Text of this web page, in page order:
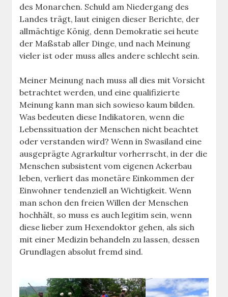
des Monarchen. Schuld am Niedergang des
Landes trägt, laut einigen dieser Berichte, der
allmächtige König, denn Demokratie sei heute
der Maßstab aller Dinge, und nach Meinung
vieler ist oder muss alles andere schlecht sein.
Meiner Meinung nach muss all dies mit Vorsicht
betrachtet werden, und eine qualifizierte
Meinung kann man sich sowieso kaum bilden.
Was bedeuten diese Indikatoren, wenn die
Lebenssituation der Menschen nicht beachtet
oder verstanden wird? Wenn in Swasiland eine
ausgeprägte Agrarkultur vorherrscht, in der die
Menschen subsistent vom eigenen Ackerbau
leben, verliert das monetäre Einkommen der
Einwohner tendenziell an Wichtigkeit. Wenn
man schon den freien Willen der Menschen
hochhält, so muss es auch legitim sein, wenn
diese lieber zum Hexendoktor gehen, als sich
mit einer Medizin behandeln zu lassen, dessen
Grundlagen absolut fremd sind.